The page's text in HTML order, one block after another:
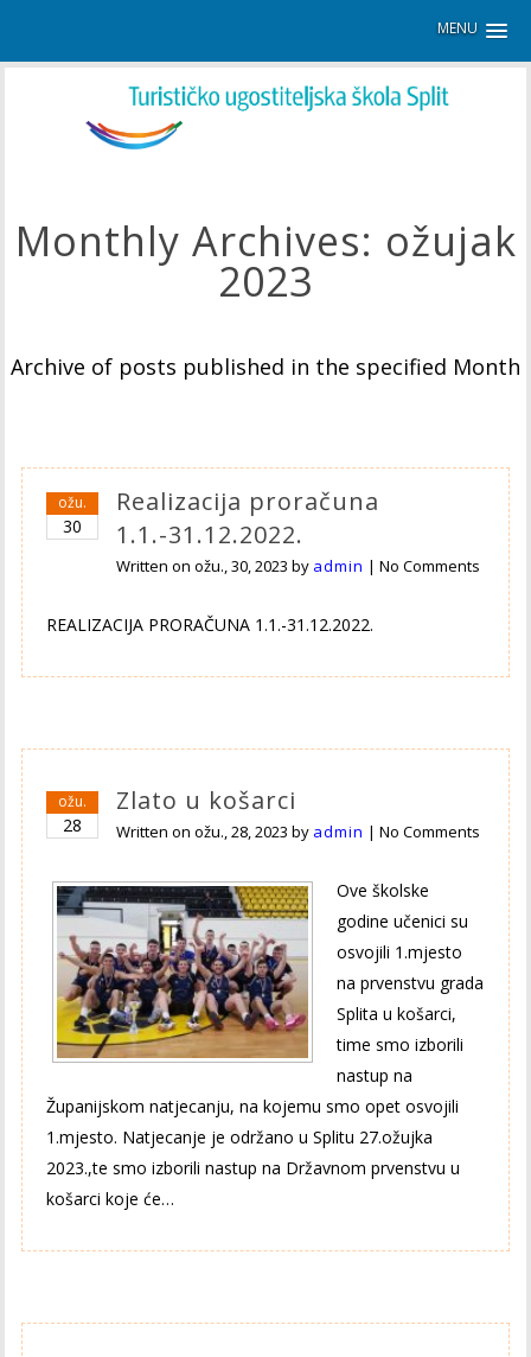
MENU
Monthly Archives: ožujak
2023
Archive of posts published in the specified Month
ožu.
30
Realizacija proračuna
1.1.-31.12.2022.
Written onožu., 30, 2023 by admin |No Comments
REALIZACIJA PRORAČUNA 1.1.-31.12.2022.
ožu.
28
Zlato u košarci
Written onožu., 28, 2023 by admin |No Comments
Ove školske
godine učenici su
osvojili 1.mjesto
na prvenstvu grada
Splita u košarci,
time smo izborili
nastup na
Županijskom natjecanju, na kojemu smo opet osvojili
1.mjesto. Natjecanje je održano u Splitu 27.ožujka
2023.,te smo izborili nastup na Državnom prvenstvu u
košarci koje će…